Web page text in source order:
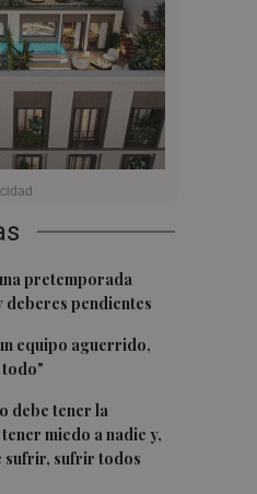
pretemporada
pendientes
equipo aguerrido,
todo"
debe tener la
miedo a nadie y,
sufrir, sufrir todos